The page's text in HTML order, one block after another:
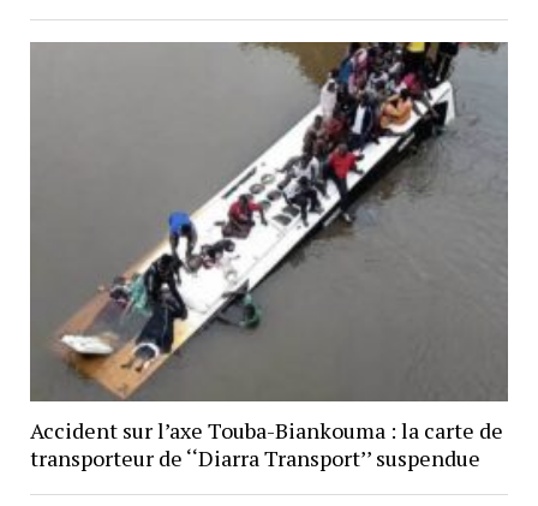
Accident sur l’axe Touba-Biankouma : la carte de
transporteur de ‘‘Diarra Transport’’ suspendue